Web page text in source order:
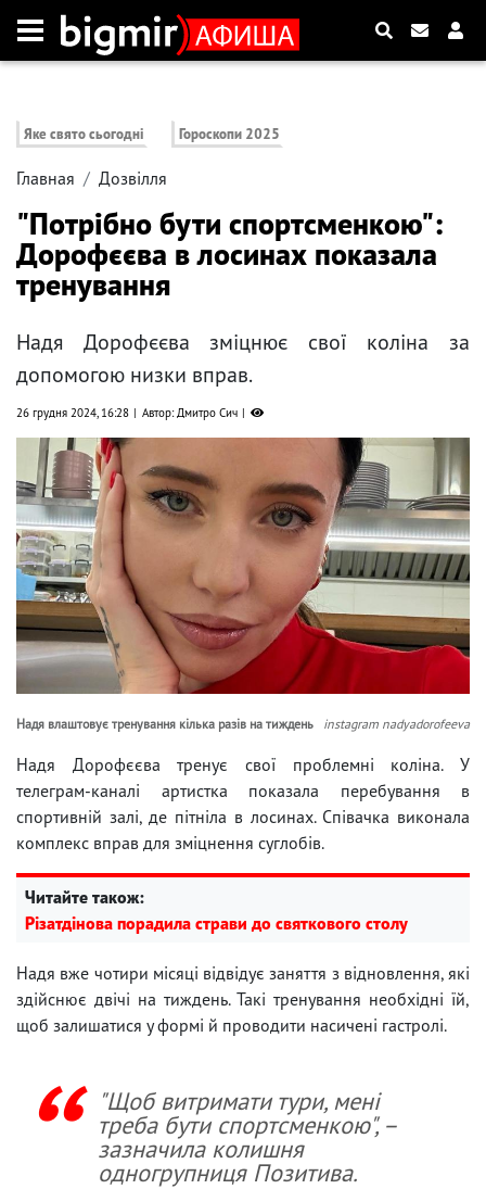
Яке свято сьогодні Гороскопи 2025
Главная Дозвілля
"Потрібно бути спортсменкою":
Дорофєєва в лосинах показала
тренування
Надя Дорофєєва зміцнює свої коліна за
допомогою низки вправ.
26 грудня 2024, 16:28 Автор: Дмитро Сич
Надя влаштовує тренування кілька разів на тиждень instagram nadyadorofeeva
Надя Дорофєєва тренує свої проблемні коліна. У
телеграм-каналі артистка показала перебування в
спортивній залі, де пітніла в лосинах. Співачка виконала
комплекс вправ для зміцнення суглобів.
Читайте також:
Різатдінова порадила страви до святкового столу
Надя вже чотири місяці відвідує заняття з відновлення, які
здійснює двічі на тиждень. Такі тренування необхідні їй,
щоб залишатися у формі й проводити насичені гастролі.
"Щоб витримати тури, мені
треба бути спортсменкою", –
зазначила колишня
одногрупниця Позитива.